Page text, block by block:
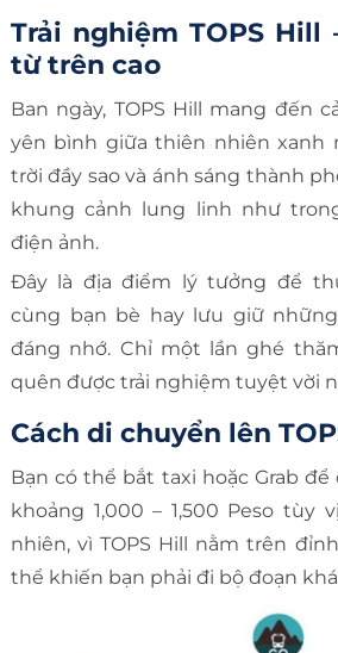
Trải nghiệm TOPS Hill
từ trên cao
Ban ngày, TOPS Hill mang đến
yên bình giữa thiên nhiên xanh
trời đầy sao và ánh sáng thành
khung cảnh lung linh như
điện ảnh.
Đây là địa điểm lý tưởng để
cùng bạn bè hay lưu giữ
đáng nhớ. Chỉ một lần ghé
quên được trải nghiệm tuyệt vời
Cách di chuyển lên
Bạn có thể bắt taxi hoặc Grab
khoảng 1,000 – 1,500 Peso tùy
nhiên, vì TOPS Hill nằm trên
thể khiến bạn phải đi bộ đoạn